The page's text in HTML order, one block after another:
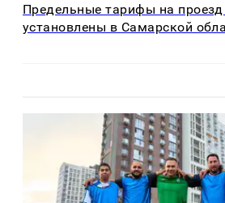
Предельные тарифы на проезд
установлены в Самарской